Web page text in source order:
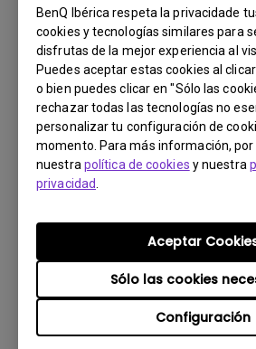
BenQ Ibérica respeta la privacidade
cookies y tecnologías similares para
disfrutas de la mejor experiencia al
Puedes aceptar estas cookies al
o bien puedes clicar en "Sólo las
rechazar todas las tecnologías no
personalizar tu configuración de
momento. Para más información,
nuestra política de cookies y nuestra
privacidad
Configuración
Sólo las cookies
Aceptar
¿Hay alguna película
de plástico sobre la
de BenQ que deba quitarse?
¿Todos los monitores de
algunos están libres de
¿El monitor de BenQ utiliza
de matriz completa o
luz de borde?
¿Por qué mi monitor no
de entrada